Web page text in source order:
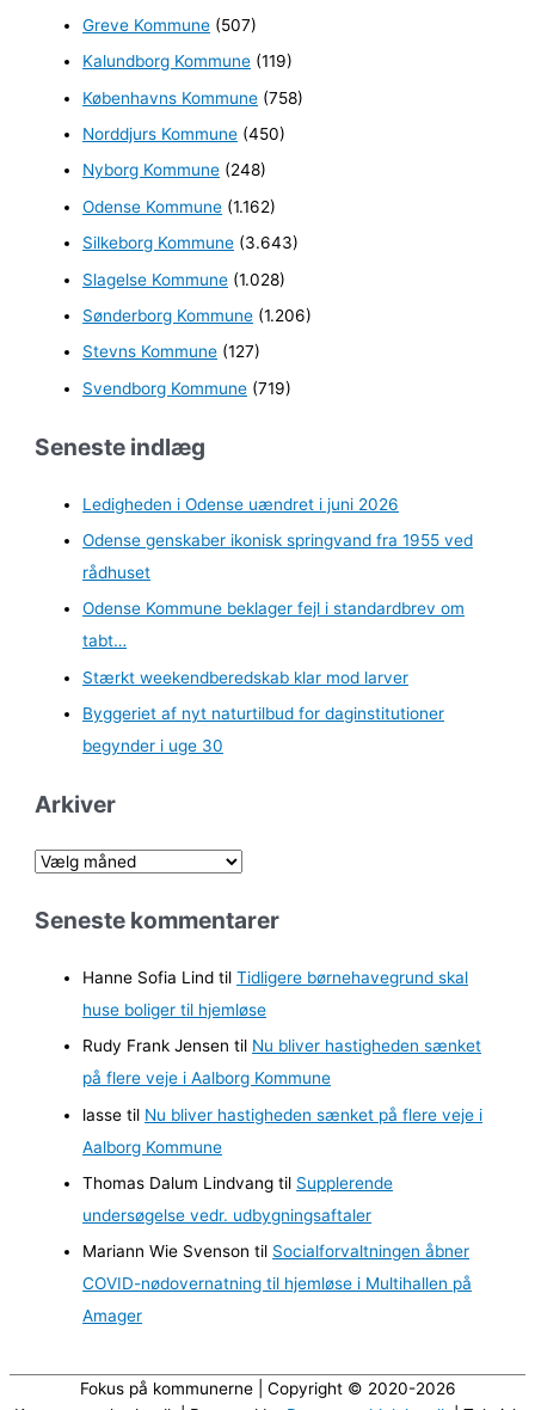
Greve Kommune (507)
Kalundborg Kommune (119)
Københavns Kommune (758)
Norddjurs Kommune (450)
Nyborg Kommune (248)
Odense Kommune (1.162)
Silkeborg Kommune (3.643)
Slagelse Kommune (1.028)
Sønderborg Kommune (1.206)
Stevns Kommune (127)
Svendborg Kommune (719)
Seneste indlæg
Ledigheden i Odense uændret i juni 2026
Odense genskaber ikonisk springvand fra 1955 ved
rådhuset
Odense Kommune beklager fejl i standardbrev om
tabt…
Stærkt weekendberedskab klar mod larver
Byggeriet af nyt naturtilbud for daginstitutioner
begynder i uge 30
Arkiver
A
k
Seneste kommentarer
Hanne Sofia Lind tilTidligere børnehavegrund skal
huse boliger til hjemløse
Rudy Frank Jensen til Nu bliver hastigheden sænket
på flere veje i Aalborg Kommune
lasse til Nu bliver hastigheden sænket på flere veje i
Aalborg Kommune
Thomas Dalum Lindvang til Supplerende
undersøgelse vedr. udbygningsaftaler
Mariann Wie Svenson til Socialforvaltningen åbner
COVID-nødovernatning til hjemløse i Multihallen på
Amager
Fokus på kommunerne | Copyright © 2020-2026